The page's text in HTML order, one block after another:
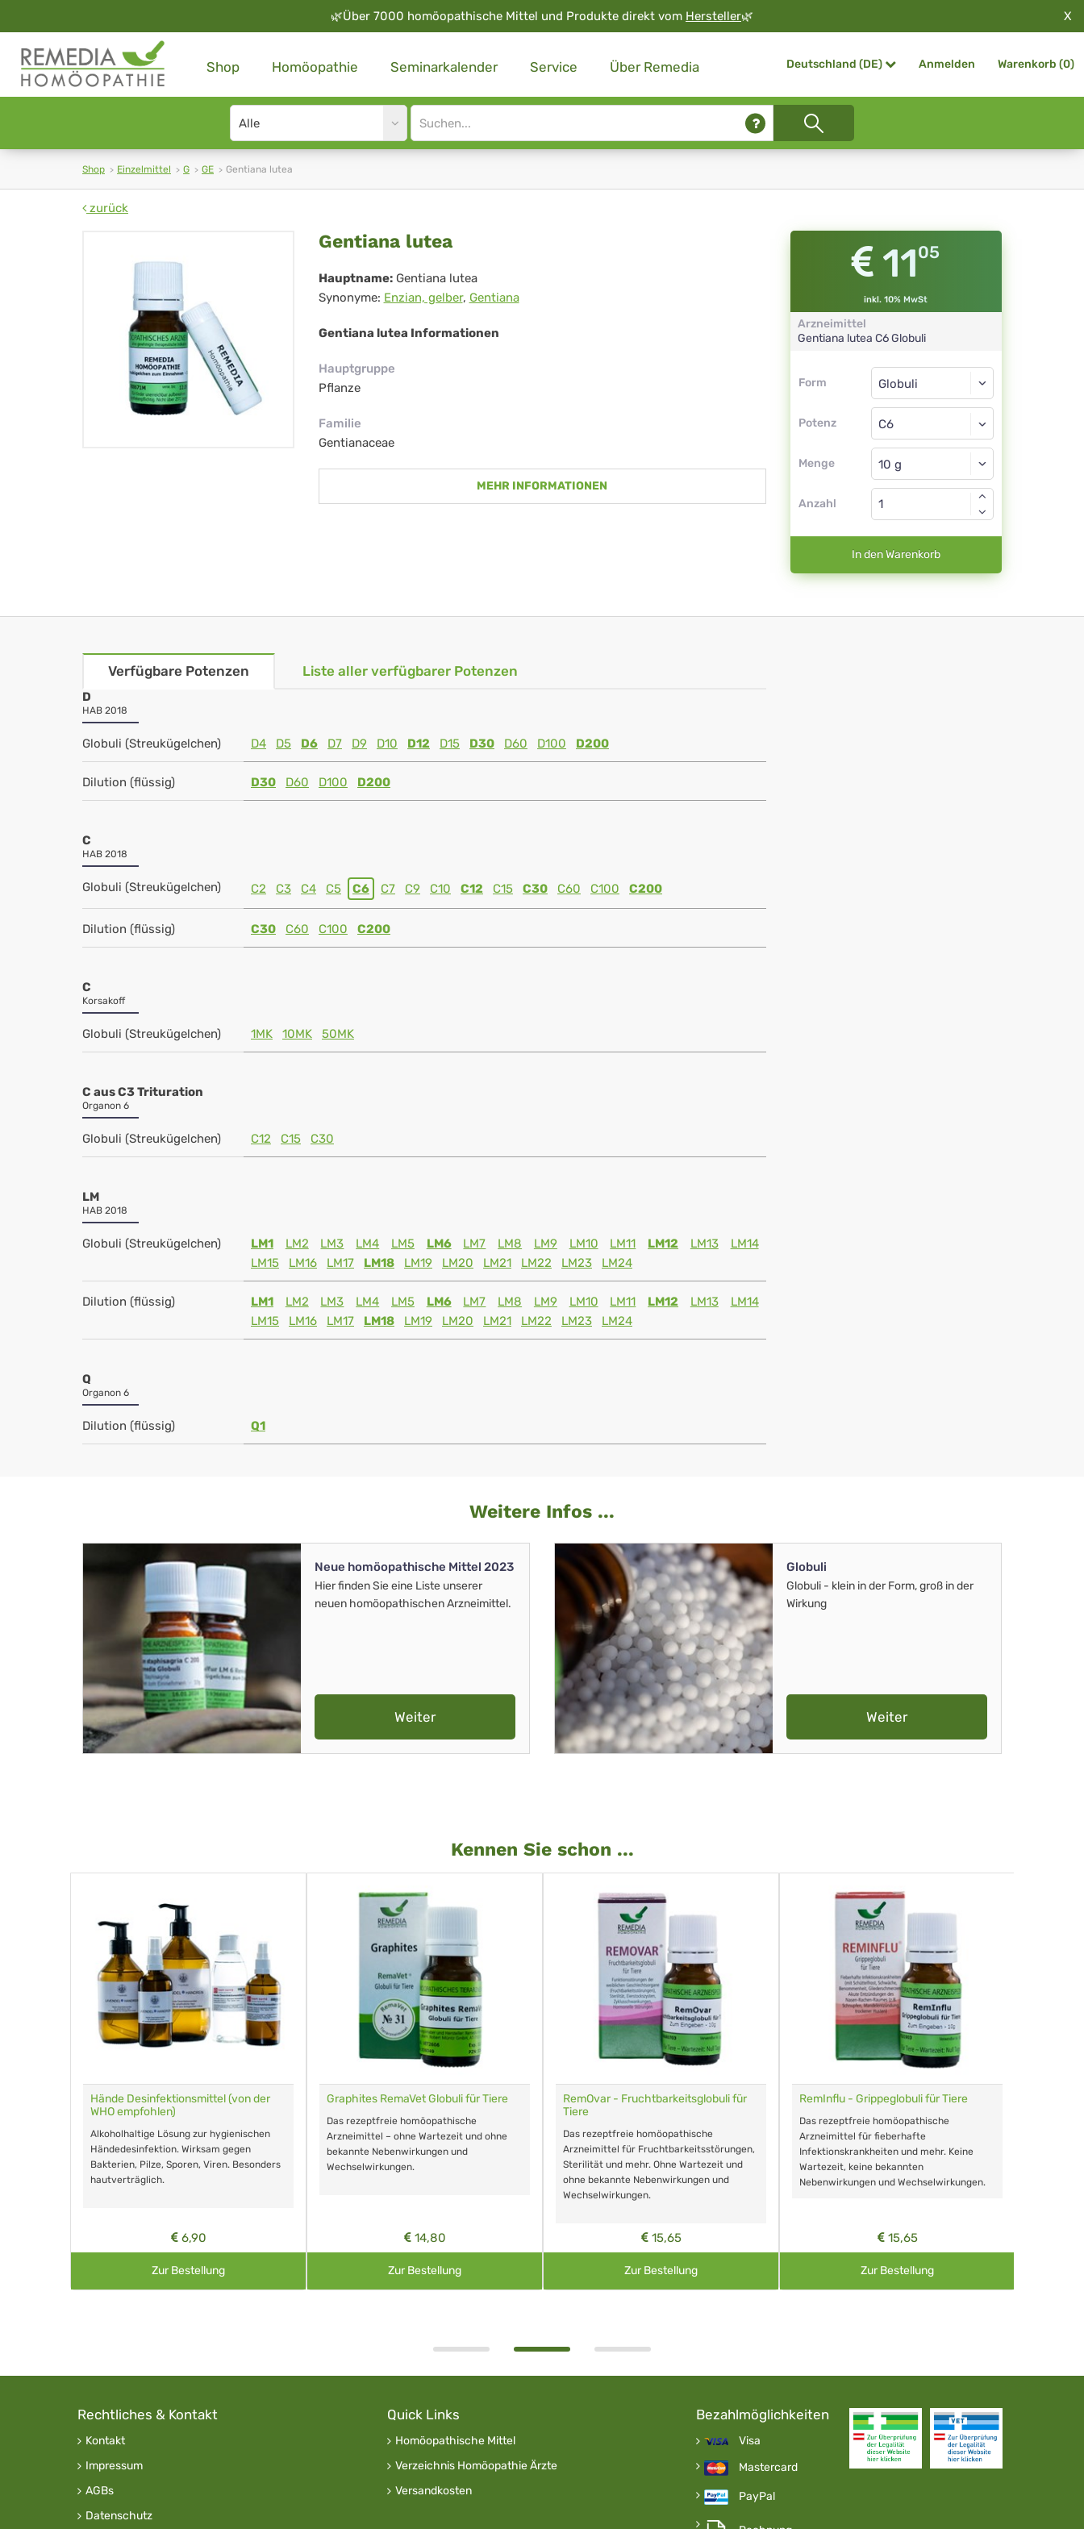
🌿Über 7000 homöopathische Mittel und Produkte direkt vom Hersteller🌿 X
Shop Homöopathie Seminarkalender Service Über Remedia Deutschland (DE) Anmelden Warenkorb (0)
Search
type
Site
search
Shop Einzelmittel G GE Gentiana lutea
zurück
Gentiana
lutea
Gentiana lutea
Hauptname: Gentiana lutea
Synonyme: Enzian, gelber, Gentiana
Gentiana lutea Informationen
Hauptgruppe
Pflanze
Familie
Gentianaceae
MEHR INFORMATIONEN
1105
inkl. 10% MwSt
Arzneimittel
Gentiana lutea C6 Globuli
Form
Form
Potenz
Globuli
C6
Menge
Globuli
Anzahl
In den Warenkorb
Verfügbare Potenzen Liste aller verfügbarer Potenzen
D
HAB 2018
Globuli (Streukügelchen) D4 D5 D6 D7 D9 D10 D12 D15 D30 D60 D100 D200
Dilution (flüssig) D30 D60 D100 D200
C
HAB 2018
Globuli (Streukügelchen) C2 C3 C4 C5 C6 C7 C9 C10 C12 C15 C30 C60 C100 C200
Dilution (flüssig) C30 C60 C100 C200
C
Korsakoff
Globuli (Streukügelchen) 1MK 10MK 50MK
C aus C3 Trituration
Organon 6
Globuli (Streukügelchen) C12 C15 C30
LM
HAB 2018
Globuli (Streukügelchen) LM1 LM2 LM3 LM4 LM5 LM6 LM7 LM8 LM9 LM10 LM11 LM12 LM13
LM14
LM15
LM16 LM17 LM18 LM19 LM20 LM21 LM22 LM23 LM24
Dilution (flüssig) LM1 LM2 LM3 LM4 LM5 LM6 LM7 LM8 LM9 LM10 LM11 LM12 LM13
LM14
LM15
LM16 LM17 LM18 LM19 LM20 LM21 LM22 LM23 LM24
Q
Organon 6
Dilution (flüssig) Q1
Weitere Infos ...
Neue homöopathische Mittel 2023
Hier finden Sie eine Liste unserer
neuen homöopathischen Arzneimittel.
Weiter
Globuli
Globuli - klein in der Form, groß in der
Wirkung
Weiter
Kennen Sie schon ...
Hände Desinfektionsmittel (von der
WHO empfohlen)
Alkoholhaltige Lösung zur hygienischen
Händedesinfektion. Wirksam gegen
Bakterien, Pilze, Sporen, Viren. Besonders
hautverträglich.
6,90
Zur Bestellung
Graphites RemaVet Globuli für Tiere
Das rezeptfreie homöopathische
Arzneimittel – ohne Wartezeit und ohne
bekannte Nebenwirkungen und
Wechselwirkungen.
14,80
Zur Bestellung
RemOvar - Fruchtbarkeitsglobuli für
Tiere
Das rezeptfreie homöopathische
Arzneimittel für Fruchtbarkeitsstörungen,
Sterilität und mehr. Ohne Wartezeit und
ohne bekannte Nebenwirkungen und
Wechselwirkungen.
15,65
Zur Bestellung
RemInflu - Grippeglobuli für Tiere
Das rezeptfreie homöopathische
Arzneimittel für fieberhafte
Infektionskrankheiten und mehr. Keine
Wartezeit, keine bekannten
Nebenwirkungen und Wechselwirkungen.
15,65
Zur Bestellung
Rechtliches & Kontakt
Kontakt
Impressum
AGBs
Datenschutz
Quick Links
Homöopathische Mittel
Verzeichnis Homöopathie Ärzte
Versandkosten
Bezahlmöglichkeiten
Visa
Mastercard
PayPal